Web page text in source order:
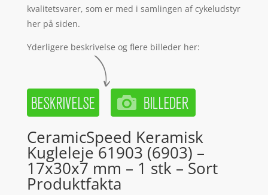
kvalitetsvarer, som er med i samlingen af cykeludstyr
her på siden.
Yderligere beskrivelse og flere billeder her:
CeramicSpeed Keramisk
Kugleleje 61903 (6903) –
17x30x7 mm – 1 stk – Sort
Produktfakta